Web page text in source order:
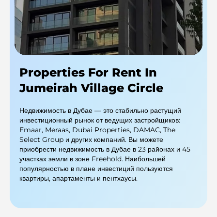
Properties For Rent In
Jumeirah Village Circle
Недвижимость в Дубае — это стабильно растущий
инвестиционный рынок от ведущих застройщиков:
Emaar, Meraas, Dubai Properties, DAMAC, The
Select Group и других компаний. Вы можете
приобрести недвижимость в Дубае в 23 районах и 45
участках земли в зоне Freehold. Наибольшей
популярностью в плане инвестиций пользуются
квартиры, апартаменты и пентхаусы.